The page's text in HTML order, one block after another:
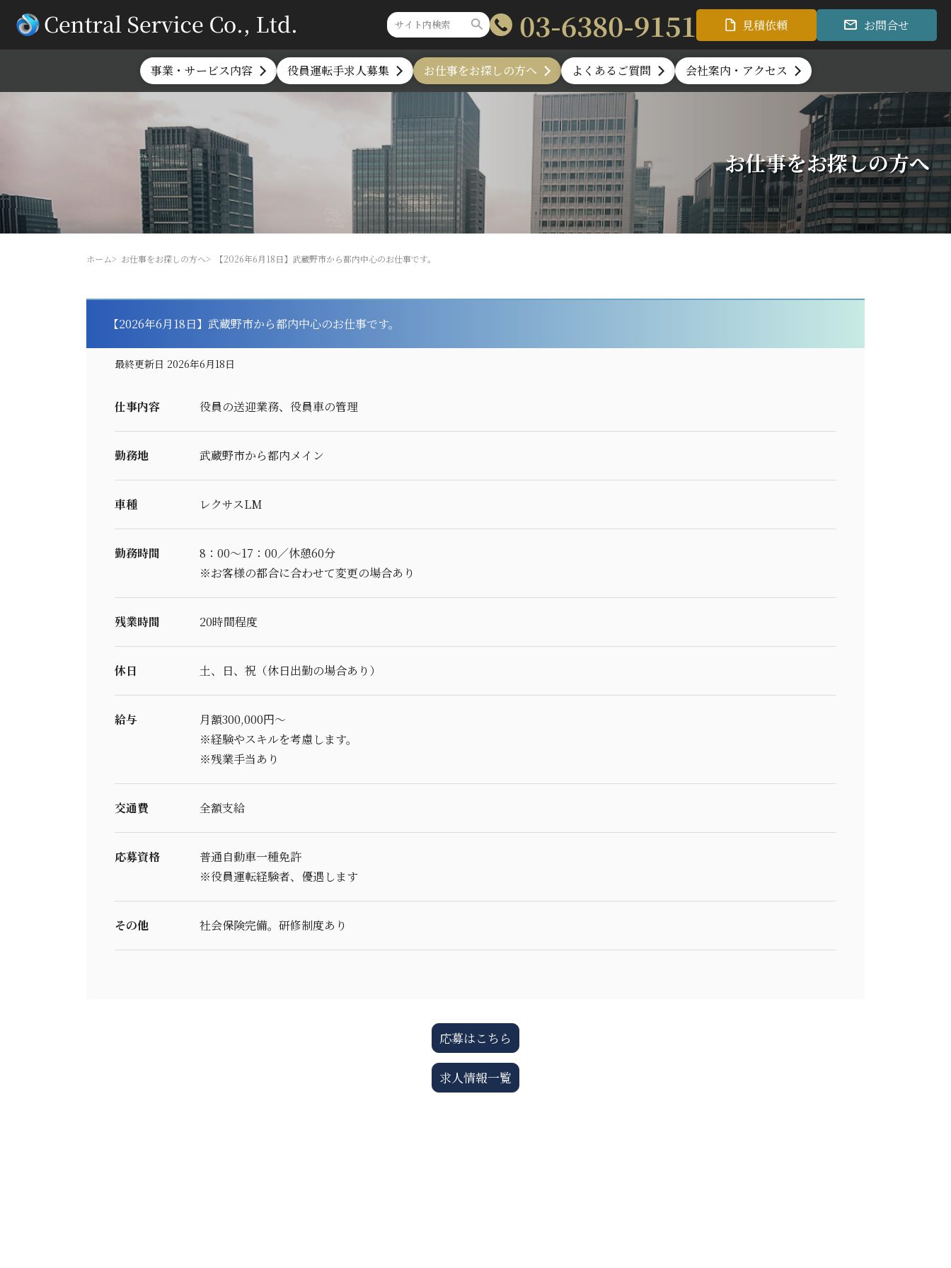
03-6380-9151 見積依頼 お問合せ
事業・サービス内容 役員運転手求人募集 お仕事をお探しの方へ よくあるご質問 会社案内・アクセス
お仕事をお探しの方へ
ホーム お仕事をお探しの方へ 【2026年6月18日】武蔵野市から都内中心のお仕事です。
【2026年6月18日】武蔵野市から都内中心のお仕事です。
最終更新日 2026年6月18日
仕事内容 役員の送迎業務、役員車の管理
勤務地 武蔵野市から都内メイン
車種 レクサスLM
勤務時間
8：00～17：00／休憩60分
※お客様の都合に合わせて変更の場合あり
残業時間 20時間程度
休日 土、日、祝（休日出勤の場合あり）
給与
月額300,000円～
※経験やスキルを考慮します。
※残業手当あり
交通費 全額支給
応募資格
普通自動車一種免許
※役員運転経験者、優遇します
その他 社会保険完備。研修制度あり
応募はこちら
求人情報一覧